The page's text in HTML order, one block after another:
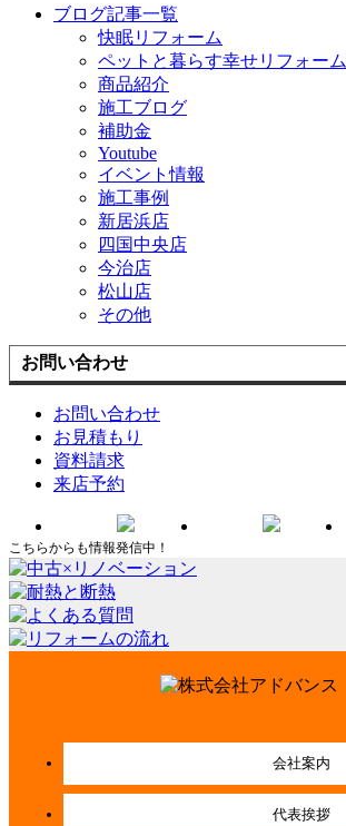
ブログ記事一覧
快眠リフォーム
ペットと暮らす幸せリフォーム
商品紹介
施工ブログ
補助金
Youtube
イベント情報
施工事例
新居浜店
四国中央店
今治店
松山店
その他
お問い合わせ
お問い合わせ
お見積もり
資料請求
来店予約
こちらからも情報発信中！
会社案内
代表挨拶